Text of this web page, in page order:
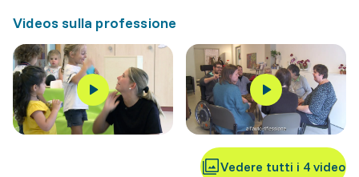
Videos sulla professione
Vedere tutti i 4 video